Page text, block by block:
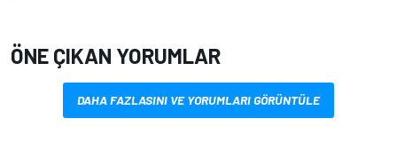
ÖNE ÇIKAN YORUMLAR
DAHA FAZLASINI VE YORUMLARI GÖRÜNTÜLE